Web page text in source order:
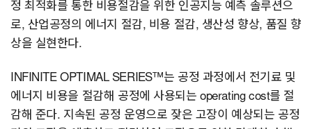
정 최적화를 통한 비용절감을 위한 인공지능 예측 솔루션으
로, 산업공정의 에너지 절감, 비용 절감, 생산성 향상, 품질 향
상을 실현한다.
INFINITE OPTIMAL SERIES™는 공정 과정에서 전기료 및
에너지 비용을 절감해 공정에 사용되는 operating cost를 절
감해 준다. 지속된 공정 운영으로 잦은 고장이 예상되는 공정